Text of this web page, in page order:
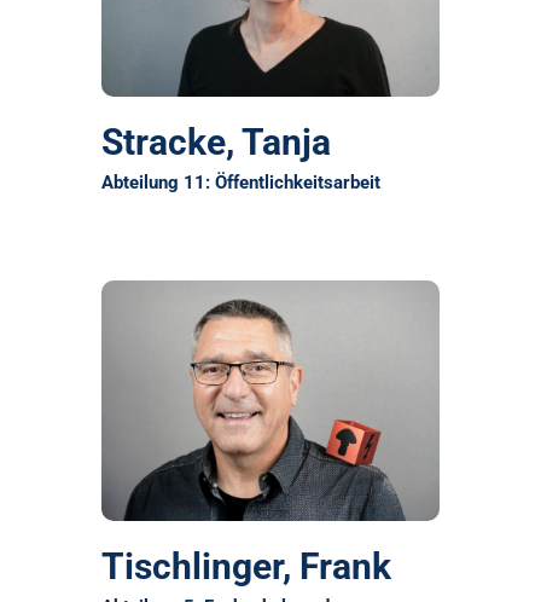
Stracke, Tanja
Abteilung 11: Öffentlichkeitsarbeit
Tischlinger, Frank